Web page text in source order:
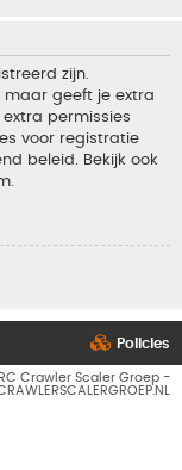
zijn.
maar geeft je extra
permissies
voor registratie
beleid. Bekijk ook
Policies
Crawler Scaler Groep -